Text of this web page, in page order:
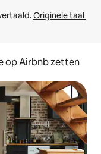
Originele taal
op Airbnb zetten